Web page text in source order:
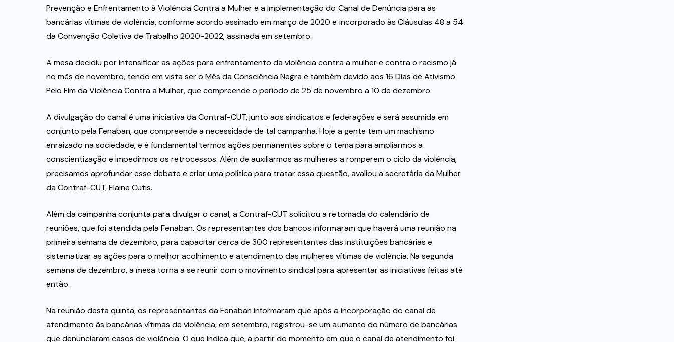
Prevenção e Enfrentamento à Violência Contra a Mulher e a implementação do Canal de Denúncia para as
bancárias vítimas de violência, conforme acordo assinado em março de 2020 e incorporado às Cláusulas 48 a 54
da Convenção Coletiva de Trabalho 2020-2022, assinada em setembro.
A mesa decidiu por intensificar as ações para enfrentamento da violência contra a mulher e contra o racismo já
no mês de novembro, tendo em vista ser o Mês da Consciência Negra e também devido aos 16 Dias de Ativismo
Pelo Fim da Violência Contra a Mulher, que compreende o período de 25 de novembro a 10 de dezembro.
A divulgação do canal é uma iniciativa da Contraf-CUT, junto aos sindicatos e federações e será assumida em
conjunto pela Fenaban, que compreende a necessidade de tal campanha. Hoje a gente tem um machismo
enraizado na sociedade, e é fundamental termos ações permanentes sobre o tema para ampliarmos a
conscientização e impedirmos os retrocessos. Além de auxiliarmos as mulheres a romperem o ciclo da violência,
precisamos aprofundar esse debate e criar uma política para tratar essa questão, avaliou a secretária da Mulher
da Contraf-CUT, Elaine Cutis.
Além da campanha conjunta para divulgar o canal, a Contraf-CUT solicitou a retomada do calendário de
reuniões, que foi atendida pela Fenaban. Os representantes dos bancos informaram que haverá uma reunião na
primeira semana de dezembro, para capacitar cerca de 300 representantes das instituições bancárias e
sistematizar as ações para o melhor acolhimento e atendimento das mulheres vítimas de violência. Na segunda
semana de dezembro, a mesa torna a se reunir com o movimento sindical para apresentar as iniciativas feitas até
então.
Na reunião desta quinta, os representantes da Fenaban informaram que após a incorporação do canal de
atendimento às bancárias vítimas de violência, em setembro, registrou-se um aumento do número de bancárias
que denunciaram casos de violência. O que indica que, a partir do momento em que o canal de atendimento foi